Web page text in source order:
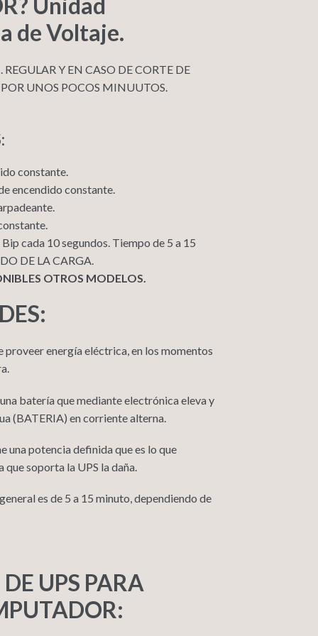
de Voltaje.
REGULAR Y EN CASO DE CORTE DE
UNOS POCOS MINUUTOS.
constante.
encendido constante.
cada 10 segundos. Tiempo de 5 a 15
DE LA CARGA.
OTROS MODELOS.
proveer energía eléctrica, en los momentos
batería que mediante electrónica eleva y
(BATERIA) en corriente alterna.
una potencia definida que es lo que
que soporta la UPS la daña.
es de 5 a 15 minuto, dependiendo de
UPS PARA